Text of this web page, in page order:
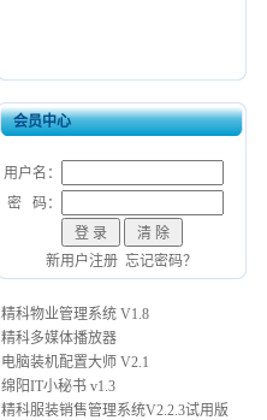
会员中心
用户名：
密 码：
新用户注册 忘记密码？
精科物业管理系统 V1.8
精科多媒体播放器
电脑装机配置大师 V2.1
绵阳IT小秘书 v1.3
精科服装销售管理系统V2.2.3试用版